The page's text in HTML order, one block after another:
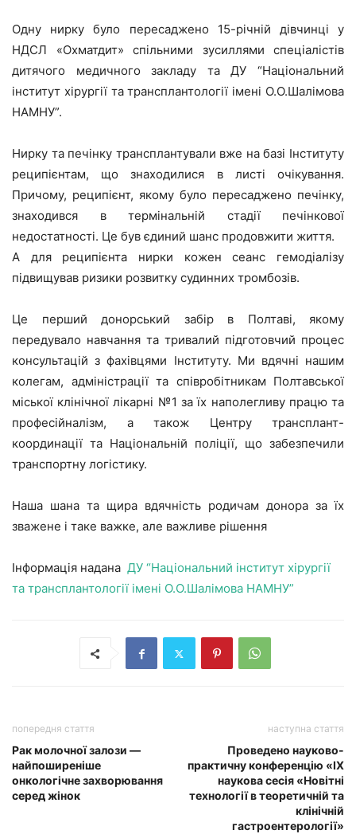
Одну нирку було пересаджено 15-річній дівчинці у
НДСЛ «Охматдит» спільними зусиллями спеціалістів
дитячого медичного закладу та ДУ “Національний
інститут хірургії та трансплантології імені О.О.Шалімова
НАМНУ”.
Нирку та печінку трансплантували вже на базі Інституту
реципієнтам, що знаходилися в листі очікування.
Причому, реципієнт, якому було пересаджено печінку,
знаходився в термінальній стадії печінкової
недостатності. Це був єдиний шанс продовжити життя.
А для реципієнта нирки кожен сеанс гемодіалізу
підвищував ризики розвитку судинних тромбозів.
Це перший донорський забір в Полтаві, якому
передувало навчання та тривалий підготовчий процес
консультацій з фахівцями Інституту. Ми вдячні нашим
колегам, адміністрації та співробітникам Полтавської
міської клінічної лікарні №1 за їх наполегливу працю та
професійналізм, а також Центру трансплант-
координації та Національній поліції, що забезпечили
транспортну логістику.
Наша шана та щира вдячність родичам донора за їх
зважене і таке важке, але важливе рішення
Інформація надана ДУ “Національний інститут хірургії
та трансплантології імені О.О.Шалімова НАМНУ”
попередня стаття
Рак молочної залози —
найпоширеніше
онкологічне захворювання
серед жінок
наступна стаття
Проведено науково-
практичну конференцію «IX
наукова сесія «Новітні
технології в теоретичній та
клінічній
гастроентерології»